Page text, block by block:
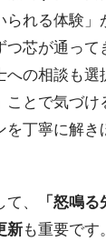
られる体験」
芯が通って
への相談も選
ことで気づけ
丁寧に解き
、
「怒鳴
新も重要です